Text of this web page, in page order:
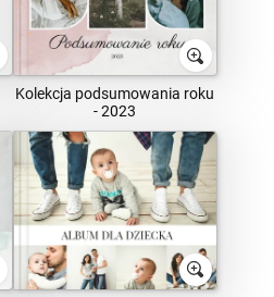
Kolekcja podsumowania roku
- 2023